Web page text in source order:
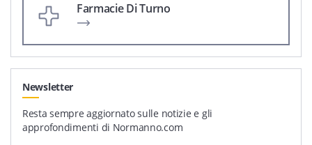
Farmacie Di Turno
Newsletter
Resta sempre aggiornato sulle notizie e gli
approfondimenti di Normanno.com